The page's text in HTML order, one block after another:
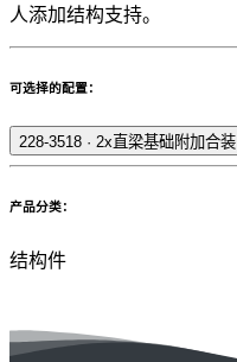
人添加结构支持。
可选择的配置：
228-3518 · 2x直梁基础附加合装
产品分类：
结构件